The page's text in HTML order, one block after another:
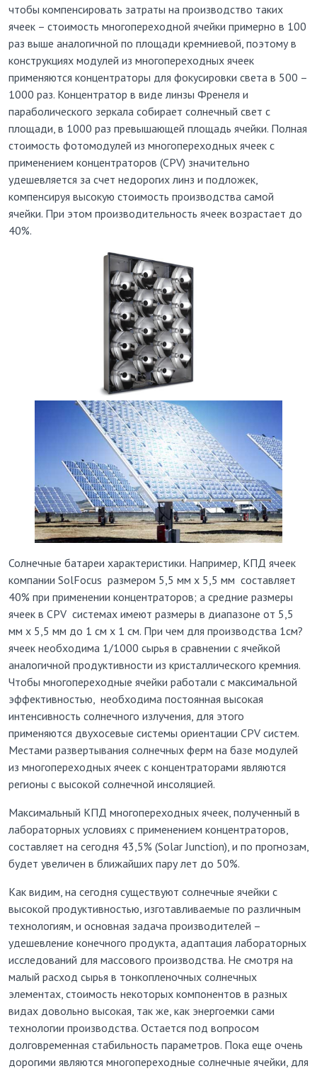
чтобы компенсировать затраты на производство таких
ячеек – стоимость многопереходной ячейки примерно в 100
раз выше аналогичной по площади кремниевой, поэтому в
конструкциях модулей из многопереходных ячеек
применяются концентраторы для фокусировки света в 500 –
1000 раз. Концентратор в виде линзы Френеля и
параболического зеркала собирает солнечный свет с
площади, в 1000 раз превышающей площадь ячейки. Полная
стоимость фотомодулей из многопереходных ячеек с
применением концентраторов (СРV) значительно
удешевляется за счет недорогих линз и подложек,
компенсируя высокую стоимость производства самой
ячейки. При этом производительность ячеек возрастает до
40%.
Солнечные батареи характеристики. Например, КПД ячеек
компании SolFocus размером 5,5 мм х 5,5 мм составляет
40% при применении концентраторов; а средние размеры
ячеек в СРV системах имеют размеры в диапазоне от 5,5
мм х 5,5 мм до 1 см х 1 см. При чем для производства 1см?
ячеек необходима 1/1000 сырья в сравнении с ячейкой
аналогичной продуктивности из кристаллического кремния.
Чтобы многопереходные ячейки работали с максимальной
эффективностью, необходима постоянная высокая
интенсивность солнечного излучения, для этого
применяются двухосевые системы ориентации СРV систем.
Местами развертывания солнечных ферм на базе модулей
из многопереходных ячеек с концентраторами являются
регионы с высокой солнечной инсоляцией.
Максимальный КПД многопереходных ячеек, полученный в
лабораторных условиях c применением концентраторов,
составляет на сегодня 43,5% (Solar Junction), и по прогнозам,
будет увеличен в ближайших пару лет до 50%.
Как видим, на сегодня существуют солнечные ячейки с
высокой продуктивностью, изготавливаемые по различным
технологиям, и основная задача производителей –
удешевление конечного продукта, адаптация лабораторных
исследований для массового производства. Не смотря на
малый расход сырья в тонкопленочных солнечных
элементах, стоимость некоторых компонентов в разных
видах довольно высокая, так же, как энергоемки сами
технологии производства. Остается под вопросом
долговременная стабильность параметров. Пока еще очень
дорогими являются многопереходные солнечные ячейки, для